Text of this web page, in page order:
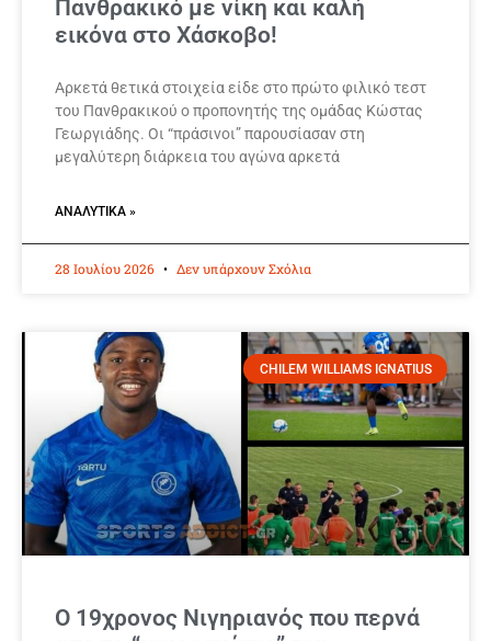
Πανθρακικό με νίκη και καλή
εικόνα στο Χάσκοβο!
Αρκετά θετικά στοιχεία είδε στο πρώτο φιλικό τεστ
του Πανθρακικού ο προπονητής της ομάδας Κώστας
Γεωργιάδης. Οι “πράσινοι” παρουσίασαν στη
μεγαλύτερη διάρκεια του αγώνα αρκετά
ΑΝΑΛΥΤΙΚΆ »
28 Ιουλίου 2026 Δεν υπάρχουν Σχόλια
CHILEM WILLIAMS IGNATIUS
Ο 19χρονος Νιγηριανός που περνά